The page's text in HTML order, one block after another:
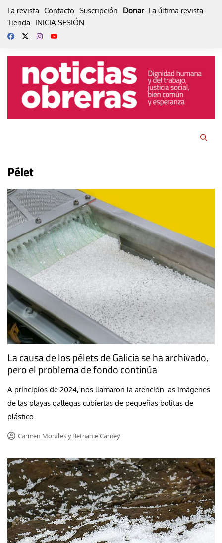
La revista Contacto Suscripción Donar La última revista
Tienda
INICIA SESIÓN
Pélet
La causa de los pélets de Galicia se ha archivado,
pero el problema de fondo continúa
A principios de 2024, nos llamaron la atención las imágenes
de las playas gallegas cubiertas de pequeñas bolitas de
plástico
Carmen Morales y Bethanie Carney